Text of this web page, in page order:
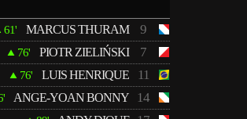
61' MARCUS THURAM 9
76' PIOTR ZIELIŃSKI 7
76' LUIS HENRIQUE 11
ANGE-YOAN BONNY 14